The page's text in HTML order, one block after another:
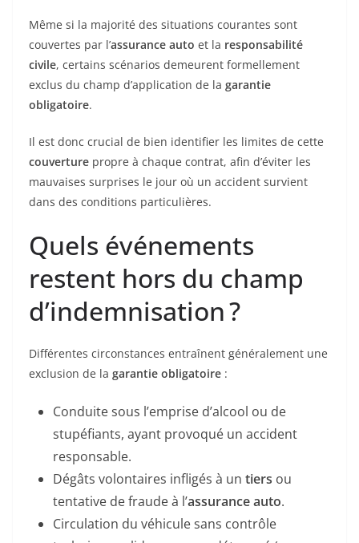
Même si la majorité des situations courantes sont
couvertes par l’assurance auto et la responsabilité
civile, certains scénarios demeurent formellement
exclus du champ d’application de la garantie
obligatoire.
Il est donc crucial de bien identifier les limites de cette
couverture propre à chaque contrat, afin d’éviter les
mauvaises surprises le jour où un accident survient
dans des conditions particulières.
Quels événements
restent hors du champ
d’indemnisation ?
Différentes circonstances entraînent généralement une
exclusion de la garantie obligatoire :
Conduite sous l’emprise d’alcool ou de
stupéfiants, ayant provoqué un accident
responsable.
Dégâts volontaires infligés à un tiers ou
tentative de fraude à l’assurance auto.
Circulation du véhicule sans contrôle